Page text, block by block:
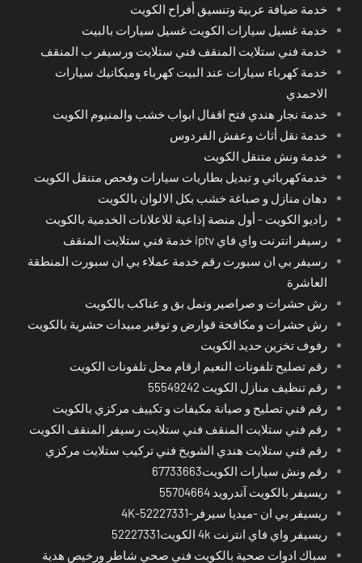
خدمة ضيافة عربية وتنسيق أفراح الكويت
خدمة غسيل سيارات الكويت غسيل سيارات بالبيت
خدمة فني ستلايت المنقف فني ستلايت ورسيفر ب المنقف
خدمة كهرباء سيارات عند البيت كهرباء وميكانيك سيارات
الاحمدي
خدمة نجار هندي فتح اقفال ابواب خشب والمنيوم الكويت
خدمة نقل أثاث وعفش الفردوس
خدمة ونش متنقل الكويت
خدمةكهربائي و تبديل بطاريات سيارات وفحص متنقل الكويت
دهان منازل و صباغة خشب بكل الالوان بالكويت
راديو الكويت - أول منصة إذاعية للاعلانات الخدمية بالكويت
رسيفر انترنت واي فاي iptv خدمة فني ستلايت المنقف
رسيفر بي ان سبورت رقم خدمة عملاء بي ان سبورت المنطقة
العاشرة
رش حشرات و صراصير ونمل بق و عناكب بالكويت
رش حشرات و مكافحة قوارض و توفير مبيدات حشرية بالكويت
رفوف تخزين حديد الكويت
رقم تصليح تلفونات النعيم ارقام محل تلفونات الكويت
رقم تنظيف منازل الكويت 55549242
رقم فني تصليح و صيانة مكيفات و تكييف مركزي بالكويت
رقم فني ستلايت المنقف فني ستلايت رسيفر المنقف الكويت
رقم فني ستلايت هندي الشويخ فني تركيب ستلايت مركزي
رقم ونش سيارات الكويت67733663
ريسيفر بالكويت آندرويد 55704664
ريسيفر بي ان -ميديا سيرفر-4K-52227331
ريسيفر واي فاي انترنت 4k الكويت52227331
سباك ادوات صحية بالكويت فني صحي شاطر ورخيص هدية